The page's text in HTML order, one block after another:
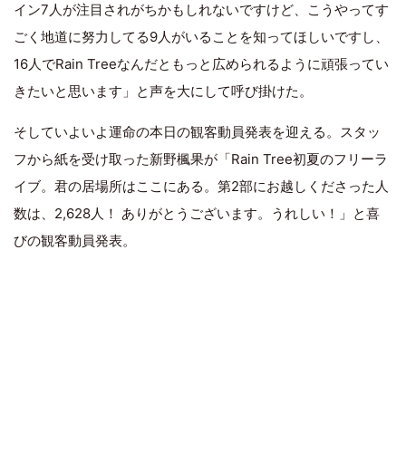
イン7人が注目されがちかもしれないですけど、こうやってす
ごく地道に努力してる9人がいることを知ってほしいですし、
16人でRain Treeなんだともっと広められるように頑張ってい
きたいと思います」と声を大にして呼び掛けた。
そしていよいよ運命の本日の観客動員発表を迎える。スタッ
フから紙を受け取った新野楓果が「Rain Tree初夏のフリーラ
イブ。君の居場所はここにある。第2部にお越しくださった人
数は、2,628人！ ありがとうございます。うれしい！」と喜
びの観客動員発表。